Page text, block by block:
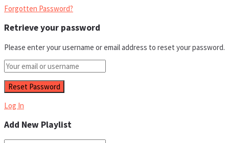
Forgotten Password?
Retrieve your password
Please enter your username or email address to reset your password.
Log In
Add New Playlist